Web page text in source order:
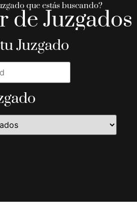
que estás buscando?
de Juzgados
Juzgado